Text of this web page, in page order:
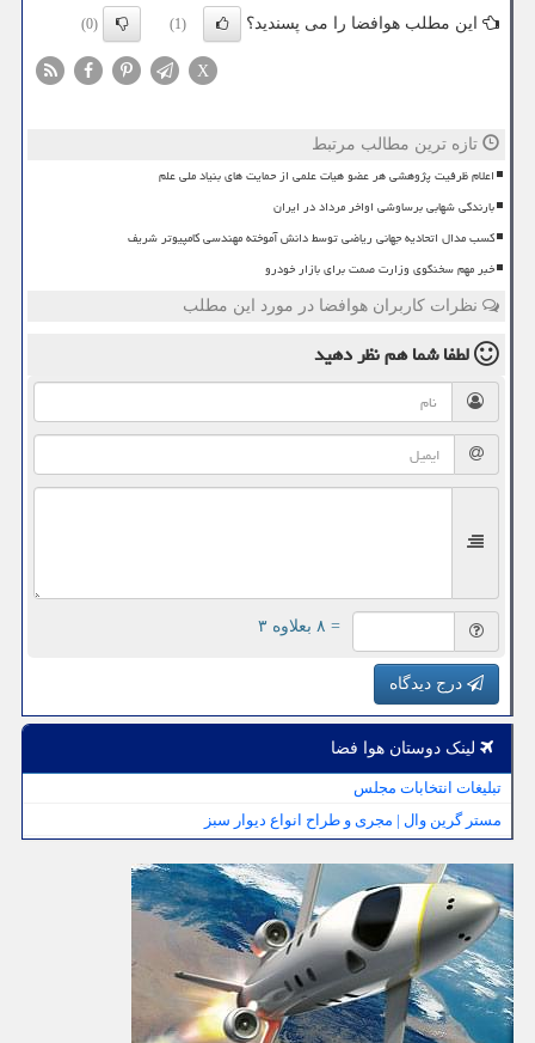
این مطلب هوافضا را می پسندید؟ (1)
(0)
X
تازه ترین مطالب مرتبط
اعلام ظرفیت پژوهشی هر عضو هیات علمی از حمایت های بنیاد ملی علم
بارندگی شهابی برساوشی اواخر مرداد در ایران
کسب مدال اتحادیه جهانی ریاضی توسط دانش آموخته مهندسی کامپیوتر شریف
خبر مهم سخنگوی وزارت صمت برای بازار خودرو
نظرات کاربران هوافضا در مورد این مطلب
لطفا شما همنظر دهید
= ۸ بعلاوه ۳
درج دیدگاه
لینک دوستان هوا فضا
تبلیغات انتخابات مجلس
مستر گرین وال | مجری و طراح انواع دیوار سبز